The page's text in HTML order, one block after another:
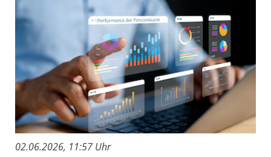
02.06.2026, 11:57 Uhr